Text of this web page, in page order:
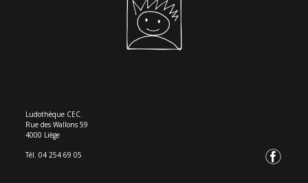
Ludothèque CEC.
Rue des Wallons 59
4000 Liège
Tél. 04 254 69 05